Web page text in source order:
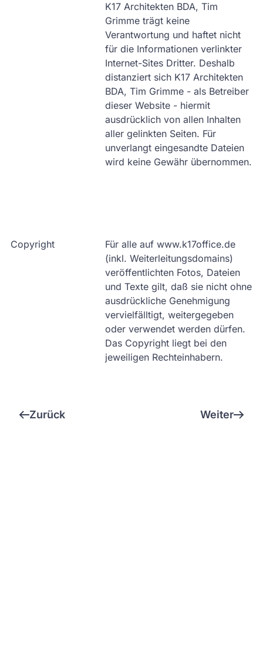
K17 Architekten BDA, Tim
Grimme trägt keine
Verantwortung und haftet nicht
für die Informationen verlinkter
Internet-Sites Dritter. Deshalb
distanziert sich K17 Architekten
BDA, Tim Grimme - als Betreiber
dieser Website - hiermit
ausdrücklich von allen Inhalten
aller gelinkten Seiten. Für
unverlangt eingesandte Dateien
wird keine Gewähr übernommen.
Copyright
Für alle auf www.k17office.de
(inkl. Weiterleitungsdomains)
veröffentlichten Fotos, Dateien
und Texte gilt, daß sie nicht ohne
ausdrückliche Genehmigung
vervielfälltigt, weitergegeben
oder verwendet werden dürfen.
Das Copyright liegt bei den
jeweiligen Rechteinhabern.
Zurück Weiter